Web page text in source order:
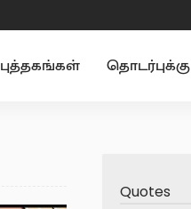
புத்தகங்கள் தொடர்புக்கு
Quotes